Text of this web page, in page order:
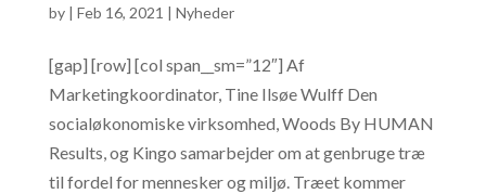
by | Feb 16, 2021 | Nyheder
[gap] [row] [col span__sm=”12″] Af
Marketingkoordinator, Tine Ilsøe Wulff Den
socialøkonomiske virksomhed, Woods By HUMAN
Results, og Kingo samarbejder om at genbruge træ
til fordel for mennesker og miljø. Træet kommer